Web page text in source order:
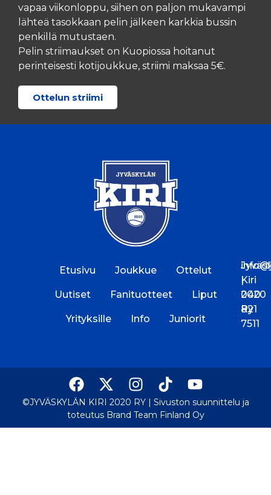
vapaa viikonloppu, siihen on paljon mukavampi
lähteä tasokkaan pelin jälkeen karkkia bussin
penkillä mutustaen.
Pelin striimaukset on Kuopiossa hoitanut
perinteisesti kotijoukkue, striimi maksaa 5€.
Ottelun striimi
Etusivu Joukkue Ottelut
Uutiset Fanituotteet Liput
Yrityksille Info Juniorit
Kiri
2020
Ry
|
040
821
7511
©JYVÄSKYLÄN KIRI 2020 RY | Sivuston suunnittelu ja
toteutus Brand Team Finland Oy